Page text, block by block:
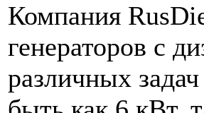
Компания
генераторов с
различных